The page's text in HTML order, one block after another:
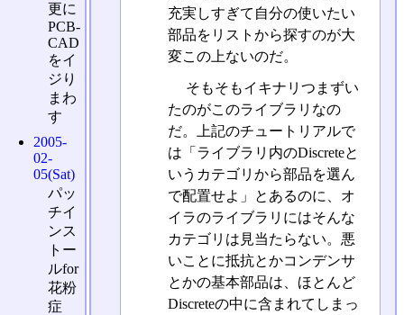
充実しすぎて自分の使いたい
部品をリストから探すのが大
変この上ないのだ。
そもそもイキナリつまずい
たのがこのライブラリなの
だ。上記のチュートリアルで
は「ライブラリ内のDiscreteと
いうカテゴリから部品を選ん
で配置せよ」とあるのに、オ
イラのライブラリにはそんな
カテゴリは見当たらない。悪
いことに抵抗とかコンデンサ
とかの基本部品は、ほとんど
Discreteの中に含まれてしまっ
更に
PCB-
CAD
をイ
ジり
まわ
す
2005-
02-
05(Sat)
パッ
チイ
ンス
トー
ルfor
花粉
症